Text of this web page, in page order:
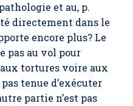
et au, p.
directement dans le
encore plus? Le
pas au vol pour
tortures voire aux
tenue d’exécuter
partie n’est pas